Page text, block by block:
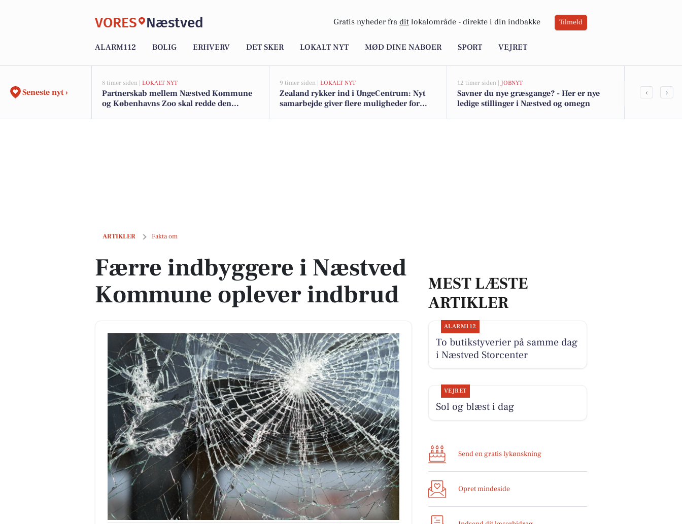
VORES Næstved Gratis nyheder fra dit lokalområde - direkte i din indbakke Tilmeld
ALARM112 BOLIG ERHVERV DET SKER LOKALT NYT MØD DINE NABOER SPORT VEJRET
Seneste nyt ›
8 timer siden | LOKALT NYT
Partnerskab mellem Næstved Kommune
og Københavns Zoo skal redde den
9 timer siden | LOKALT NYT
Zealand rykker ind i UngeCentrum: Nyt
samarbejde giver flere muligheder for
12 timer siden | JOBNYT
Savner du nye græsgange? - Her er nye
ledige stillinger i Næstved og omegn
Sol og
‹ ›
ARTIKLER Fakta om
Færre indbyggere i Næstved Kommune oplever indbrud
Færre indbyggere i Næstved
Kommune oplever indbrud
MEST LÆSTE
ARTIKLER
ALARM112
To butikstyverier på samme dag
i Næstved Storcenter
VEJRET
Sol og blæst i dag
Send en gratis lykønskning
Opret mindeside